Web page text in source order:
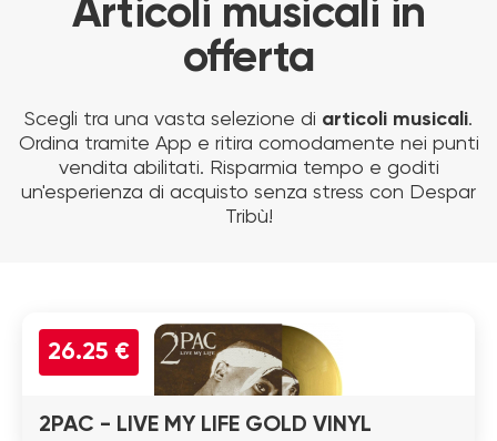
Articoli musicali in
offerta
Scegli tra una vasta selezione di articoli musicali.
Ordina tramite App e ritira comodamente nei punti
vendita abilitati. Risparmia tempo e goditi
un'esperienza di acquisto senza stress con Despar
Tribù!
26.25 €
2PAC - LIVE MY LIFE GOLD VINYL